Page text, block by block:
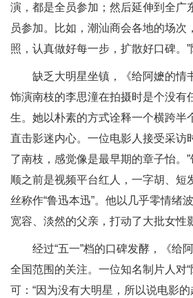
演，都是全员参加；然后延伸到全广
员参加。比如，潮汕商会各地的场次
照，认真做好每一步，扩散好口碑。”
缺乏大明星坐镇，《给阿嬷的情
饰演南枝的李思潼在拍摄时是个没有
生。她以朴素的方式诠释一个横跨半
直击影迷内心。一位电影人接受采访
了南枝，感觉像是最早期的章子怡。
顺之前是视频平台红人，一字胡、短
丝称作“鲁迅本迅”。他以几乎零情绪
宽容、淡然的父亲，打动了大批女性
经过“五一”档的口碑发酵，《给
全国范围的关注。一位知名制片人对“
可：“因为没有大明星，所以说电影的